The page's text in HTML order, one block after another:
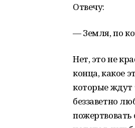
Отвечу:
— Земля, по
Нет, это не
конца, какое
которые ждут
беззаветно
пожертвовать